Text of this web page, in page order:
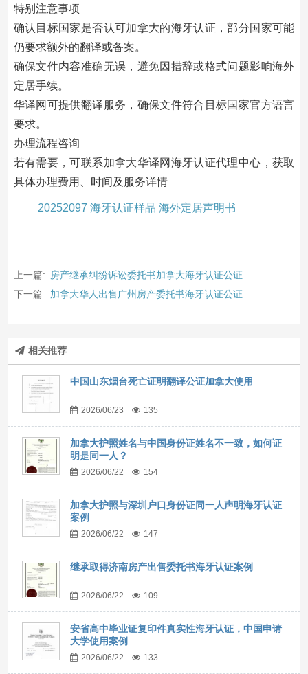
特别注意事项
确认目标国家是否认可加拿大的海牙认证，部分国家可能
仍要求额外的翻译或备案。
确保文件内容准确无误，避免因措辞或格式问题影响海外
定居手续。
华译网可提供翻译服务，确保文件符合目标国家官方语言
要求。
办理流程咨询
若有需要，可联系加拿大华译网海牙认证代理中心，获取
具体办理费用、时间及服务详情
20252097 海牙认证样品 海外定居声明书
上一篇:
房产继承纠纷诉讼委托书加拿大海牙认证公证
下一篇: 加拿大华人出售广州房产委托书海牙认证公证
相关推荐
中国山东烟台死亡证明翻译公证加拿大使用
2026/06/23 135
加拿大护照姓名与中国身份证姓名不一致，如何证
明是同一人？
2026/06/22 154
加拿大护照与深圳户口身份证同一人声明海牙认证
案例
2026/06/22 147
继承取得济南房产出售委托书海牙认证案例
2026/06/22 109
安省高中毕业证复印件真实性海牙认证，中国申请
大学使用案例
2026/06/22 133